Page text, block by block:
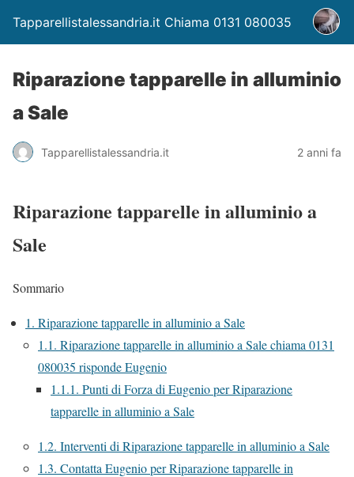
Tapparellistalessandria.it Chiama 0131 080035
Riparazione tapparelle in alluminio
a Sale
Tapparellistalessandria.it 2 anni fa
Riparazione tapparelle in alluminio a
Sale
Sommario
1. Riparazione tapparelle in alluminio a Sale
1.1. Riparazione tapparelle in alluminio a Sale chiama 0131
080035 risponde Eugenio
1.1.1. Punti di Forza di Eugenio per Riparazione
tapparelle in alluminio a Sale
1.2. Interventi di Riparazione tapparelle in alluminio a Sale
1.3. Contatta Eugenio per Riparazione tapparelle in